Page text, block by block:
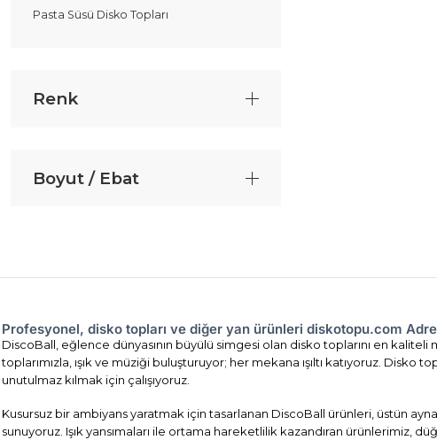
Pasta Süsü Disko Topları
Renk
Boyut / Ebat
Profesyonel, disko topları ve diğer yan ürünleri diskotopu.com
DiscoBall, eğlence dünyasının büyülü simgesi olan disko toplarını en
toplarımızla, ışık ve müziği buluşturuyor; her mekana ışıltı katıyoruz.
unutulmaz kılmak için çalışıyoruz.
Kusursuz bir ambiyans yaratmak için tasarlanan DiscoBall ürünleri, üstün
sunuyoruz. Işık yansımaları ile ortama hareketlilik kazandıran